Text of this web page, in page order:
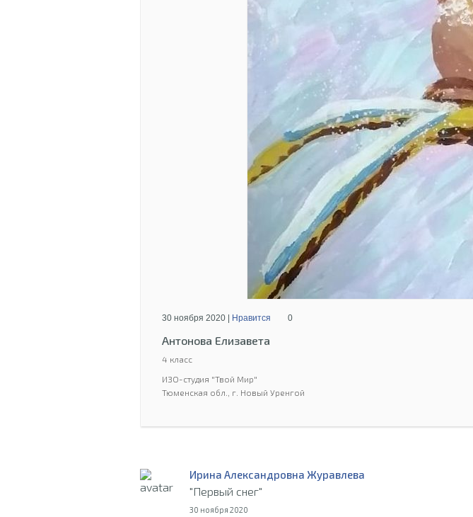
30 ноября 2020 | Нравится 0
Антонова Елизавета
4 класс
ИЗО-студия "Твой Мир"
Тюменская обл., г. Новый Уренгой
Ирина Александровна Журавлева
"Первый снег"
30 ноября 2020